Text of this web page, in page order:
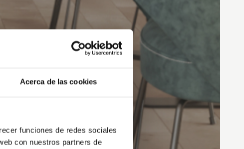
Acerca de las cookies
funciones de redes sociales
con nuestros partners de